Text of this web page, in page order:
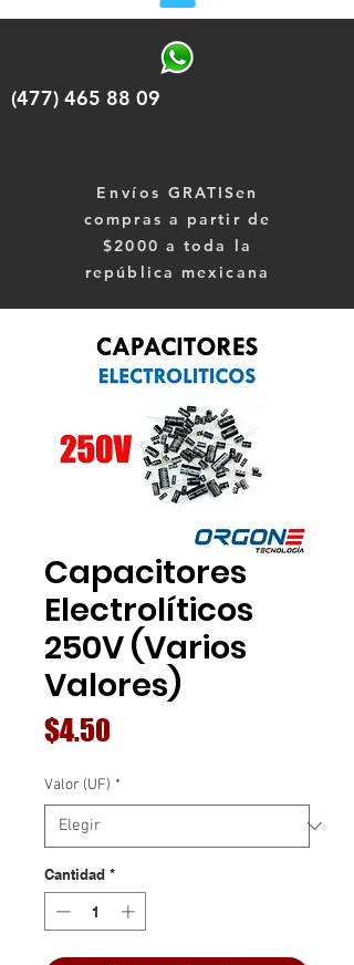
(477) 465 88 09
Envíos GRATISen
compras a partir de
$2000 a toda la
república mexicana
Capacitores
Electrolíticos
250V (Varios
Valores)
$4.50
Valor (UF) *
Cantidad *